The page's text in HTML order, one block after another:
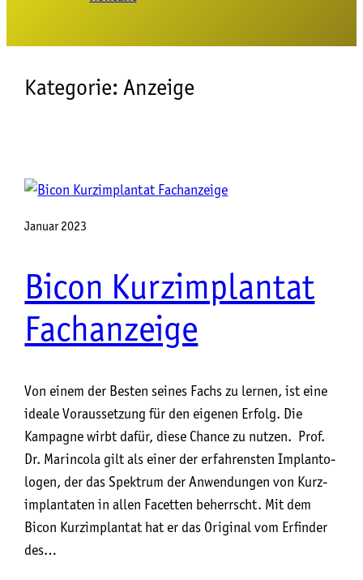
Kategorie:Anzeige
Januar 2023
Bicon Kurzimplantat
Fachanzeige
Von einem der Besten seines Fachs zu lernen, ist eine
ideale Voraussetzung für den eigenen Erfolg. Die
Kampagne wirbt dafür, diese Chance zu nutzen. Prof.
Dr. Marin­co­la gilt als einer der erfah­rens­ten Implan­to­
lo­gen, der das Spektrum der Anwen­dun­gen von Kurz­
im­plan­ta­ten in allen Facet­ten beherrscht. Mit dem
Bicon Kurz­im­plan­tat hat er das Ori­gi­nal vom Erfin­der
des…